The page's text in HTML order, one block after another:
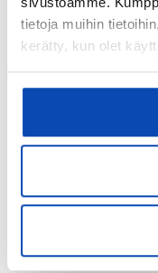
tietoja muihin
kerätty, kun olet
Huoltoyhtiö
Lisätietoja
REIM
Isännöitsijän